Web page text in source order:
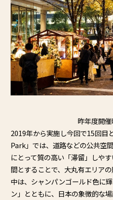
昨年度開
2019年から実施し今回で15回目
Park」では、道路などの公共空間
にとって質の高い「滞留」しやす
間とすることで、 大丸有エリア
中は、 シャンパンゴールド色に
ン」 とともに、日本の象徴的な